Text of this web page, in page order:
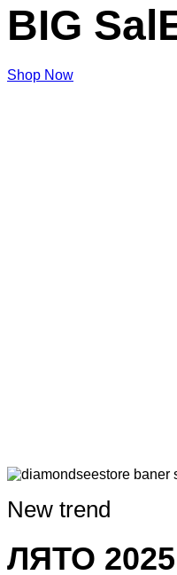
BIG
Shop Now
New trend
ЛЯТО 2025